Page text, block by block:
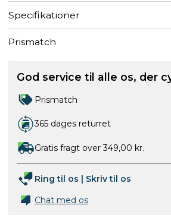
Specifikationer
Prismatch
God service til alle os, der
Prismatch
365 dages returret
Gratis fragt over 349,00 kr.
Ring til os | Skriv til os
Chat med os